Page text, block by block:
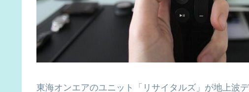
東海オンエアのユニット「リサイタルズ」が地上波